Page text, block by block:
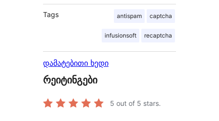
Tags antispam captcha
infusionsoft recaptcha
დამატებითი ხედი
რეიტინგები
5 out of 5 stars.